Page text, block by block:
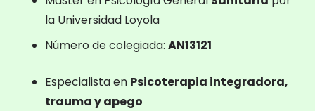
la Universidad Loyola
Número de colegiada: AN13121
Especialista en Psicoterapia integradora,
trauma y apego